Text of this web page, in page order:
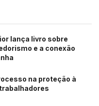
lança livro sobre
e a conexão
na proteção à